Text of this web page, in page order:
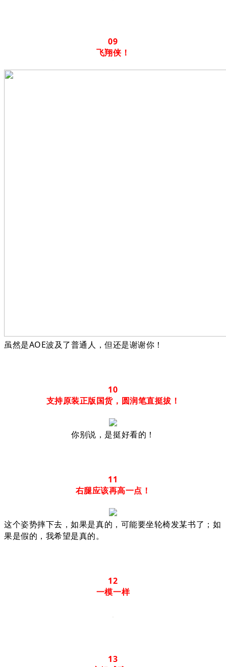
09
飞翔侠！
虽然是AOE波及了普通人，但还是谢谢你！
10
支持原装正版国货，圆润笔直挺拔！
你别说，是挺好看的！
11
右腿应该再高一点！
这个姿势摔下去，如果是真的，可能要坐轮椅发某书了；如
果是假的，我希望是真的。
12
一模一样
13